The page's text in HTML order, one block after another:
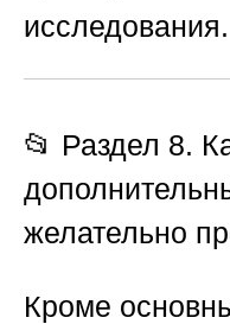
исследования.
📂 Раздел 8.
желательно
Кроме